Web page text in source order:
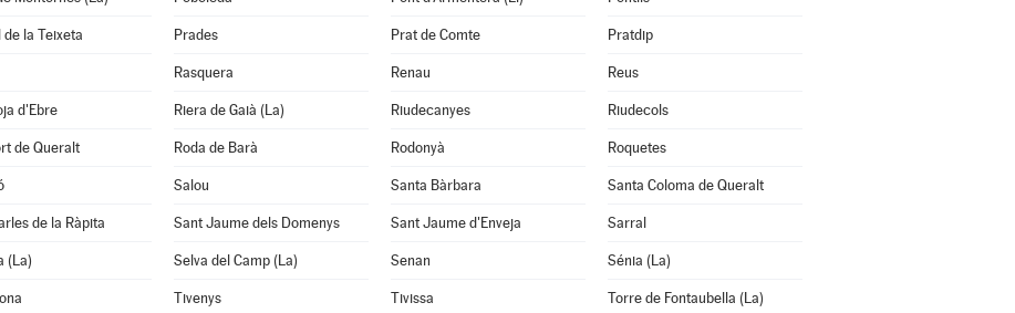
de la Teixeta Prades Prat de Comte Pratdip
Rasquera Renau Reus
d'Ebre Riera de Gaià (La) Riudecanyes Riudecols
de Queralt Roda de Barà Rodonyà Roquetes
Salou Santa Bàrbara Santa Coloma de Queralt
de la Ràpita Sant Jaume dels Domenys Sant Jaume d'Enveja Sarral
(La) Selva del Camp (La) Senan Sénia (La)
Tivenys Tivissa Torre de Fontaubella (La)